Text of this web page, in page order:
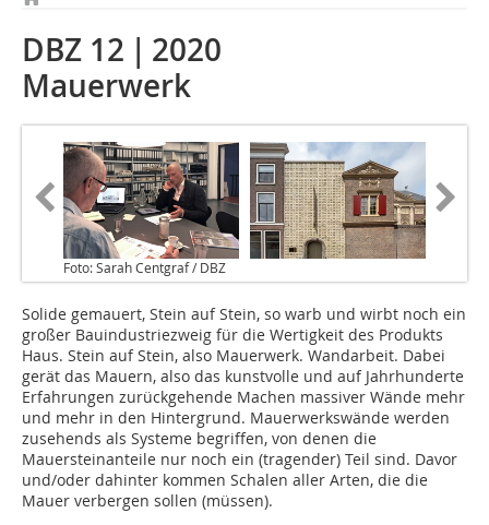
DBZ 12 | 2020
Mauerwerk
Foto: Sarah Centgraf / DBZ
Solide gemauert, Stein auf Stein, so warb und wirbt noch ein
großer Bauindustriezweig für die Wertigkeit des Produkts
Haus. Stein auf Stein, also Mauerwerk. Wandarbeit. Dabei
gerät das Mauern, also das kunstvolle und auf Jahrhunderte
Erfahrungen zurückgehende Machen massiver Wände mehr
und mehr in den Hintergrund. Mauerwerkswände werden
zusehends als Systeme begriffen, von denen die
Mauersteinanteile nur noch ein (tragender) Teil sind. Davor
und/oder dahinter kommen Schalen aller Arten, die die
Mauer verbergen sollen (müssen).